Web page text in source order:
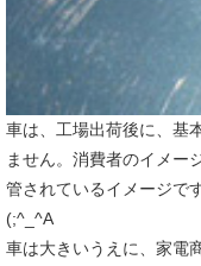
車は、工場出荷後に、基
ません。消費者のイメー
管されているイメージで
(;^_^A
車は大きいうえに、家電